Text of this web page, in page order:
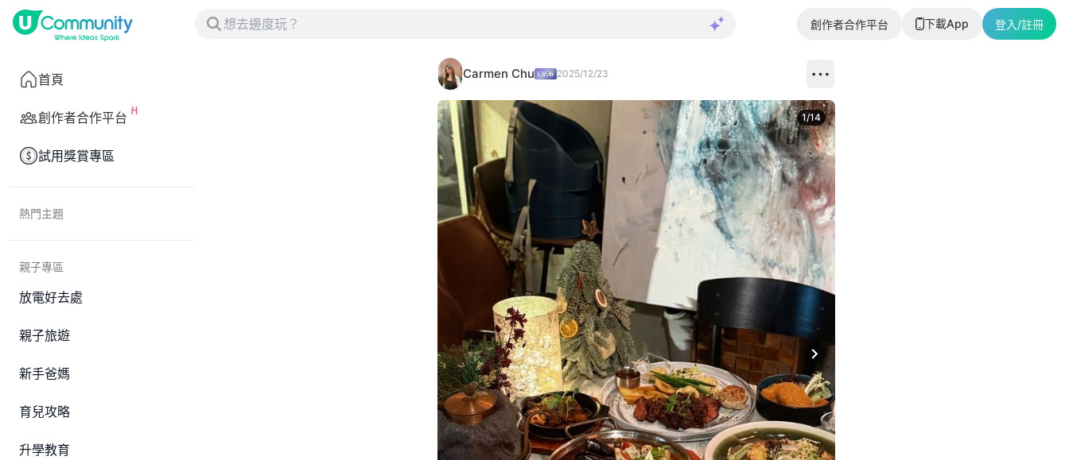
創作者合作平台 下載App 登入/註冊
首頁
創作者合作平台
試用獎賞專區
熱門主題
親子專區
放電好去處
親子旅遊
新手爸媽
育兒攻略
升學教育
Carmen Chu 2025/12/23
Next slide
1/14